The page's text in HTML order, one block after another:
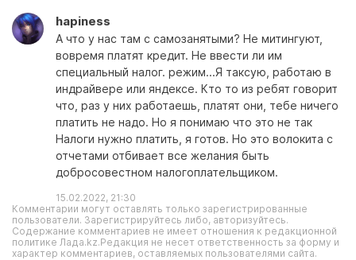
hapiness
А что у нас там с самозанятыми? Не митингуют,
вовремя платят кредит. Не ввести ли им
специальный налог. режим...Я таксую, работаю в
индрайвере или яндексе. Кто то из ребят говорит
что, раз у них работаешь, платят они, тебе ничего
платить не надо. Но я понимаю что это не так
Налоги нужно платить, я готов. Но это волокита с
отчетами отбивает все желания быть
добросовестном налогоплательщиком.
15.02.2022, 21:30
Комментарии могут оставлять только зарегистрированные
пользователи. Зарегистрируйтесь либо, авторизуйтесь.
Содержание комментариев не имеет отношения к редакционной
политике Лада.kz.Редакция не несет ответственность за форму и
характер комментариев, оставляемых пользователями сайта.